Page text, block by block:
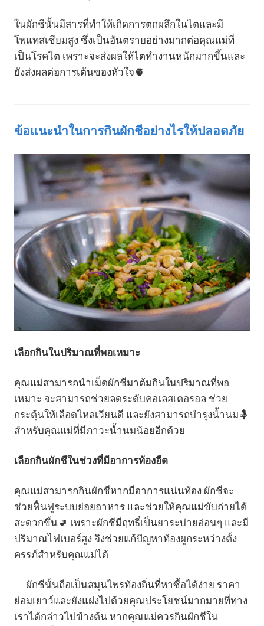
ในผักชีนั้นมีสารที่ทำให้เกิดการตกผลึกในไตและมี
โพแทสเซียมสูง ซึ่งเป็นอันตรายอย่างมากต่อคุณแม่ที่
เป็นโรคไต เพราะจะส่งผลให้ไตทำงานหนักมากขึ้นและ
ยังส่งผลต่อการเต้นของหัวใจ🫀
ข้อแนะนำในการกินผักชีอย่างไรให้ปลอดภัย
เลือกกินในปริมาณที่พอเหมาะ
คุณแม่สามารถนำเม็ดผักชีมาต้มกินในปริมาณที่พอ
เหมาะ จะสามารถช่วยลดระดับคอเลสเตอรอล ช่วย
กระตุ้นให้เลือดไหลเวียนดี และยังสามารถบำรุงน้ำนม🤱
สำหรับคุณแม่ที่มีภาวะน้ำนมน้อยอีกด้วย
เลือกกินผักชีในช่วงที่มีอาการท้องอืด
คุณแม่สามารถกินผักชีหากมีอาการแน่นท้อง ผักชีจะ
ช่วยฟื้นฟูระบบย่อยอาหาร และช่วยให้คุณแม่ขับถ่ายได้
สะดวกขึ้น🚽 เพราะผักชีมีฤทธิ์เป็นยาระบ่ายอ่อนๆ และมี
ปริมาณไฟเบอร์สูง จึงช่วยแก้ปัญหาท้องผูกระหว่างตั้ง
ครรภ์สำหรับคุณแม่ได้
ผักชีนั้นถือเป็นสมุนไพรท้องถิ่นที่หาซื้อได้ง่าย ราคา
ย่อมเยาว์และยังแฝงไปด้วยคุณประโยชน์มากมายที่ทาง
เราได้กล่าวไปข้างต้น หากคุณแม่ควรกินผักชีใน